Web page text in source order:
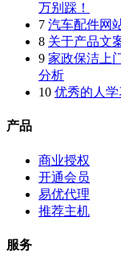
万别踩！
7 汽车配件网
8 关于产品文
9 家政保洁上
分析
10 优秀的人
产品
商业授权
开通会员
易优代理
推荐主机
服务